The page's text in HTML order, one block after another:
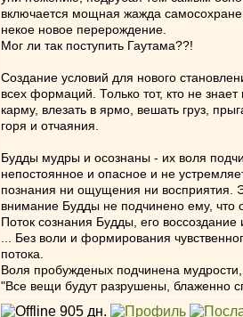
включается мощная жажда
некое новое перерождение.
Мог ли так поступить Гаутама??!
Создание условий для нового
всех формаций. Только тот, кто не
карму, влезать в ярмо, вешать груз,
горя и отчаяния.
Будды мудры и осознаны - их воля
непостоянное и опасное и не
познания ни ощущения ни восприятия.
внимание Будды не подчинено ему, что
Поток сознания Будды, его
... Без воли и формирования
потока.
Воля пробужденых подчинена мудрости,
"Все вещи будут разрушены, блаженно